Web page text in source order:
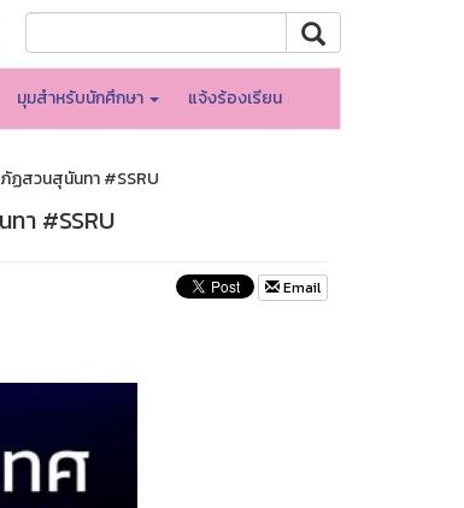
มุมสำหรับนักศึกษา แจ้งร้องเรียน
ฏสวนสุนันทา #SSRU
า #SSRU
Email